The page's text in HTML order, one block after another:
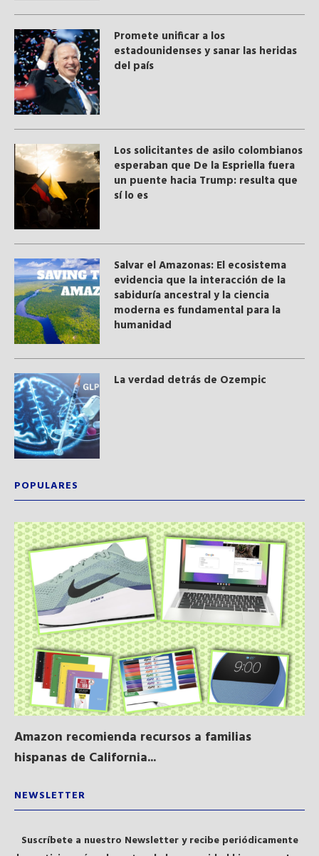
Promete unificar a los
estadounidenses y sanar las heridas
del país
Los solicitantes de asilo colombianos
esperaban que De la Espriella fuera
un puente hacia Trump: resulta que
sí lo es
Salvar el Amazonas: El ecosistema
evidencia que la interacción de la
sabiduría ancestral y ​la ciencia
moderna​ es fundamental para la
humanidad
La verdad detrás de Ozempic
POPULARES
Amazon recomienda recursos a familias
hispanas de California...
NEWSLETTER
Suscríbete a nuestro Newsletter y recibe periódicamente